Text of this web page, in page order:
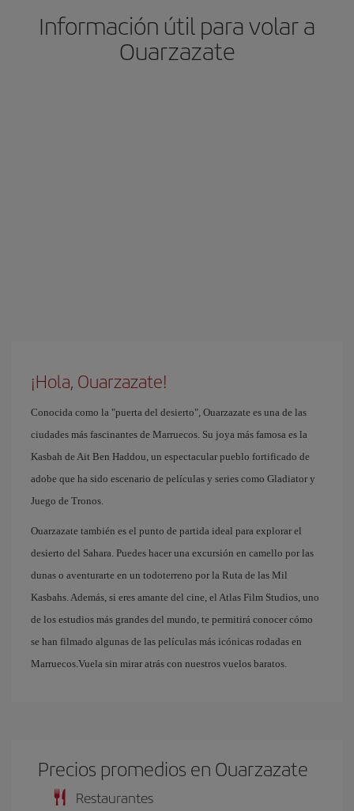
Información útil para volar a
Ouarzazate
¡Hola, Ouarzazate!
Conocida como la "puerta del desierto", Ouarzazate es una de las
ciudades más fascinantes de Marruecos. Su joya más famosa es la
Kasbah de Ait Ben Haddou, un espectacular pueblo fortificado de
adobe que ha sido escenario de películas y series como Gladiator y
Juego de Tronos.
Ouarzazate también es el punto de partida ideal para explorar el
desierto del Sahara. Puedes hacer una excursión en camello por las
dunas o aventurarte en un todoterreno por la Ruta de las Mil
Kasbahs. Además, si eres amante del cine, el Atlas Film Studios, uno
de los estudios más grandes del mundo, te permitirá conocer cómo
se han filmado algunas de las películas más icónicas rodadas en
Marruecos.Vuela sin mirar atrás con nuestros vuelos baratos.
Precios promedios en Ouarzazate
Restaurantes